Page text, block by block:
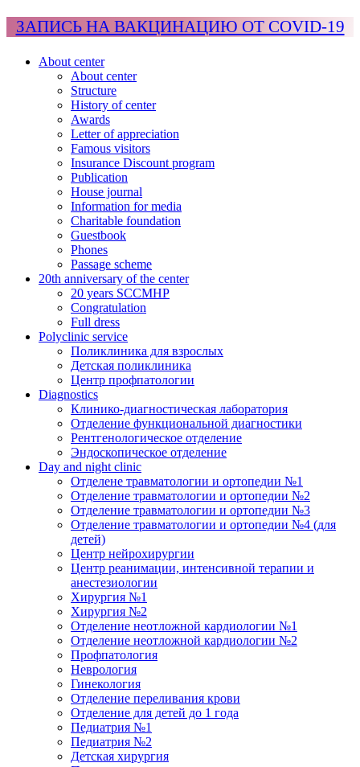
ЗАПИСЬ НА ВАКЦИНАЦИЮ ОТ COVID-19
About center
About center
Structure
History of center
Awards
Letter of appreciation
Famous visitors
Insurance Discount program
Publication
House journal
Information for media
Charitable foundation
Guestbook
Phones
Passage scheme
20th anniversary of the center
20 years SCCMHP
Congratulation
Full dress
Polyclinic service
Поликлиника для взрослых
Детская поликлиника
Центр профпатологии
Diagnostics
Клинико-диагностическая лаборатория
Отделение функциональной диагностики
Рентгенологическое отделение
Эндоскопическое отделение
Day and night clinic
Отделене травматологии и ортопедии №1
Отделение травматологии и ортопедии №2
Отделение травматологии и ортопедии №3
Отделение травматологии и ортопедии №4 (для
детей)
Центр нейрохирургии
Центр реанимации, интенсивной терапии и
анестезиологии
Хирургия №1
Хирургия №2
Отделение неотложной кардиологии №1
Отделение неотложной кардиологии №2
Профпатология
Неврология
Гинекология
Отделение переливания крови
Отделение для детей до 1 года
Педиатрия №1
Педиатрия №2
Детская хирургия